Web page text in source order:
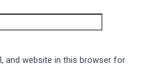
and website in this browser for